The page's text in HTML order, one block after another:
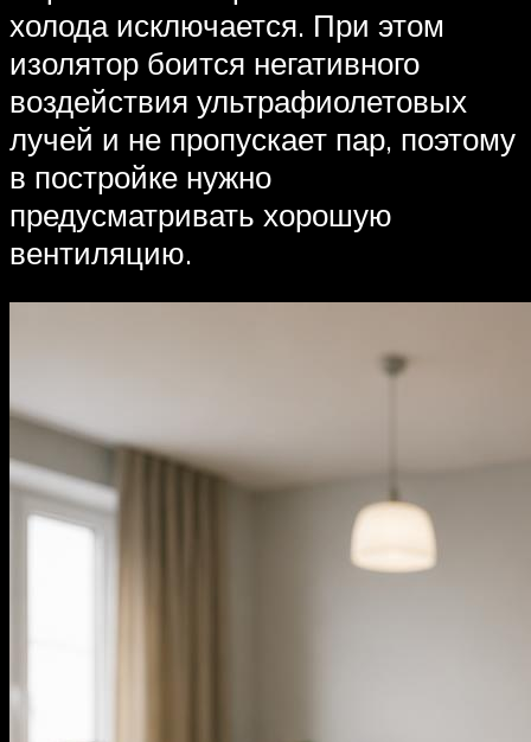
холода исключается. При этом
изолятор боится негативного
воздействия ультрафиолетовых
лучей и не пропускает пар, поэтому
в постройке нужно
предусматривать хорошую
вентиляцию.